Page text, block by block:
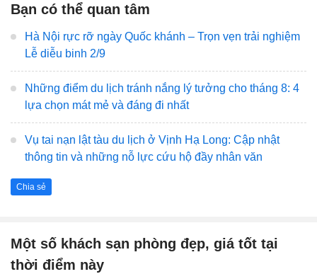
Bạn có thể quan tâm
Hà Nội rực rỡ ngày Quốc khánh – Trọn vẹn trải nghiệm
Lễ diễu binh 2/9
Những điểm du lịch tránh nắng lý tưởng cho tháng 8: 4
lựa chọn mát mẻ và đáng đi nhất
Vụ tai nạn lật tàu du lịch ở Vịnh Hạ Long: Cập nhật
thông tin và những nỗ lực cứu hộ đầy nhân văn
Chia sẻ
Một số khách sạn phòng đẹp, giá tốt tại
thời điểm này